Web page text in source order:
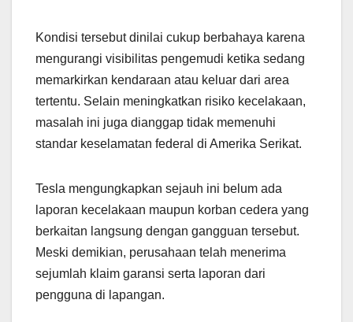
Kondisi tersebut dinilai cukup berbahaya karena
mengurangi visibilitas pengemudi ketika sedang
memarkirkan kendaraan atau keluar dari area
tertentu. Selain meningkatkan risiko kecelakaan,
masalah ini juga dianggap tidak memenuhi
standar keselamatan federal di Amerika Serikat.
Tesla mengungkapkan sejauh ini belum ada
laporan kecelakaan maupun korban cedera yang
berkaitan langsung dengan gangguan tersebut.
Meski demikian, perusahaan telah menerima
sejumlah klaim garansi serta laporan dari
pengguna di lapangan.